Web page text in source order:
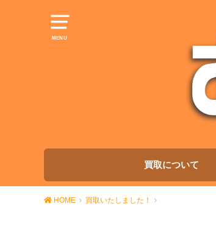
MENU
買取について
HOME 買取いたしました！